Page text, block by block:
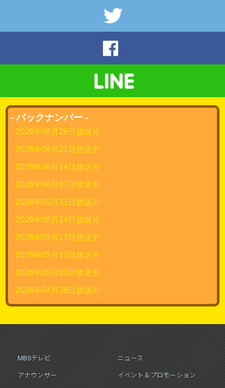
- バックナンバー -
2026年06月28日放送分
2026年06月21日放送分
2026年06月14日放送分
2026年06月07日放送分
2026年05月31日放送分
2026年05月24日放送分
2026年05月17日放送分
2026年05月10日放送分
2026年05月03日放送分
2026年04月26日放送分
MBSテレビ ニュース
アナウンサー イベント＆プロモーション